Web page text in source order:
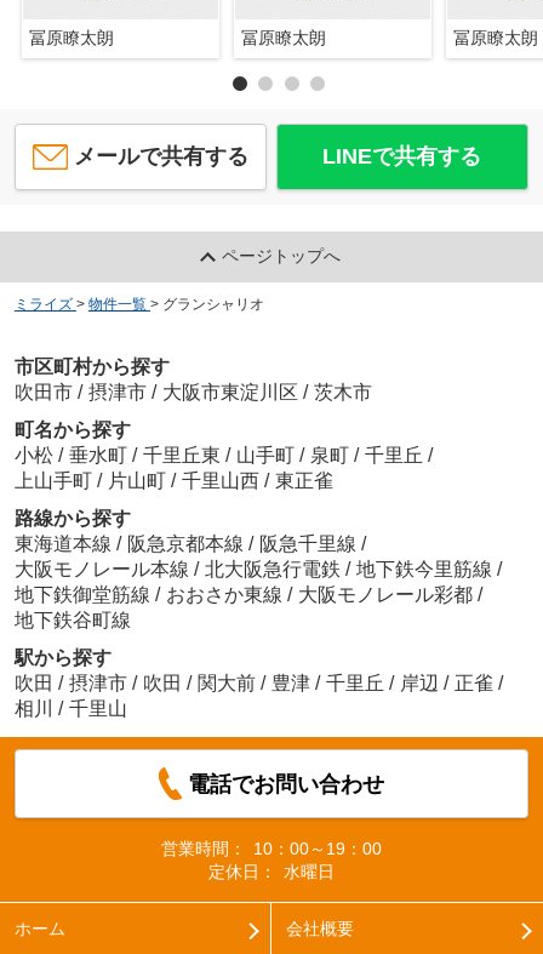
冨原瞭太朗 冨原瞭太朗 冨原瞭太朗
メールで共有する LINEで共有する
ページトップへ
ミライズ > 物件一覧 > グランシャリオ
市区町村から探す
吹田市 / 摂津市 / 大阪市東淀川区 / 茨木市
町名から探す
小松 / 垂水町 / 千里丘東 / 山手町 / 泉町 / 千里丘 /
上山手町 / 片山町 / 千里山西 / 東正雀
路線から探す
東海道本線 / 阪急京都本線 / 阪急千里線 /
大阪モノレール本線 / 北大阪急行電鉄 / 地下鉄今里筋線 /
地下鉄御堂筋線 / おおさか東線 / 大阪モノレール彩都 /
地下鉄谷町線
駅から探す
吹田 / 摂津市 / 吹田 / 関大前 / 豊津 / 千里丘 / 岸辺 / 正雀 /
相川
/ 千里山
電話でお問い合わせ
営業時間：
10：00～19：00
定休日：
水曜日
ホーム 会社概要